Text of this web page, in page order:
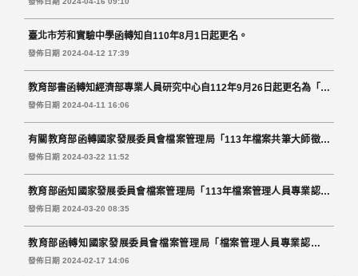
臺北市芳和實驗中學函轉知自110年8月1日起更名。
發佈日期 2024-04-12 17:39
教育部書函轉知經濟部專業人員研究中心自112年9月26日起更名為「經
濟部經貿人員培訓所」。
發佈日期 2024-04-11 16:06
有關教育部函轉國家發展委員會檔案管理局「113年檔案共筆大師徵求
活動」案。
發佈日期 2024-03-22 11:52
教育部函知國家發展委員會檔案管理局「113年檔案管理人員專業認證
說明會」相關資訊。
發佈日期 2024-03-20 08:35
教育部函轉知國家發展委員會檔案管理局「檔案管理人員專業認證指
南」1份。
發佈日期 2024-02-17 14:06